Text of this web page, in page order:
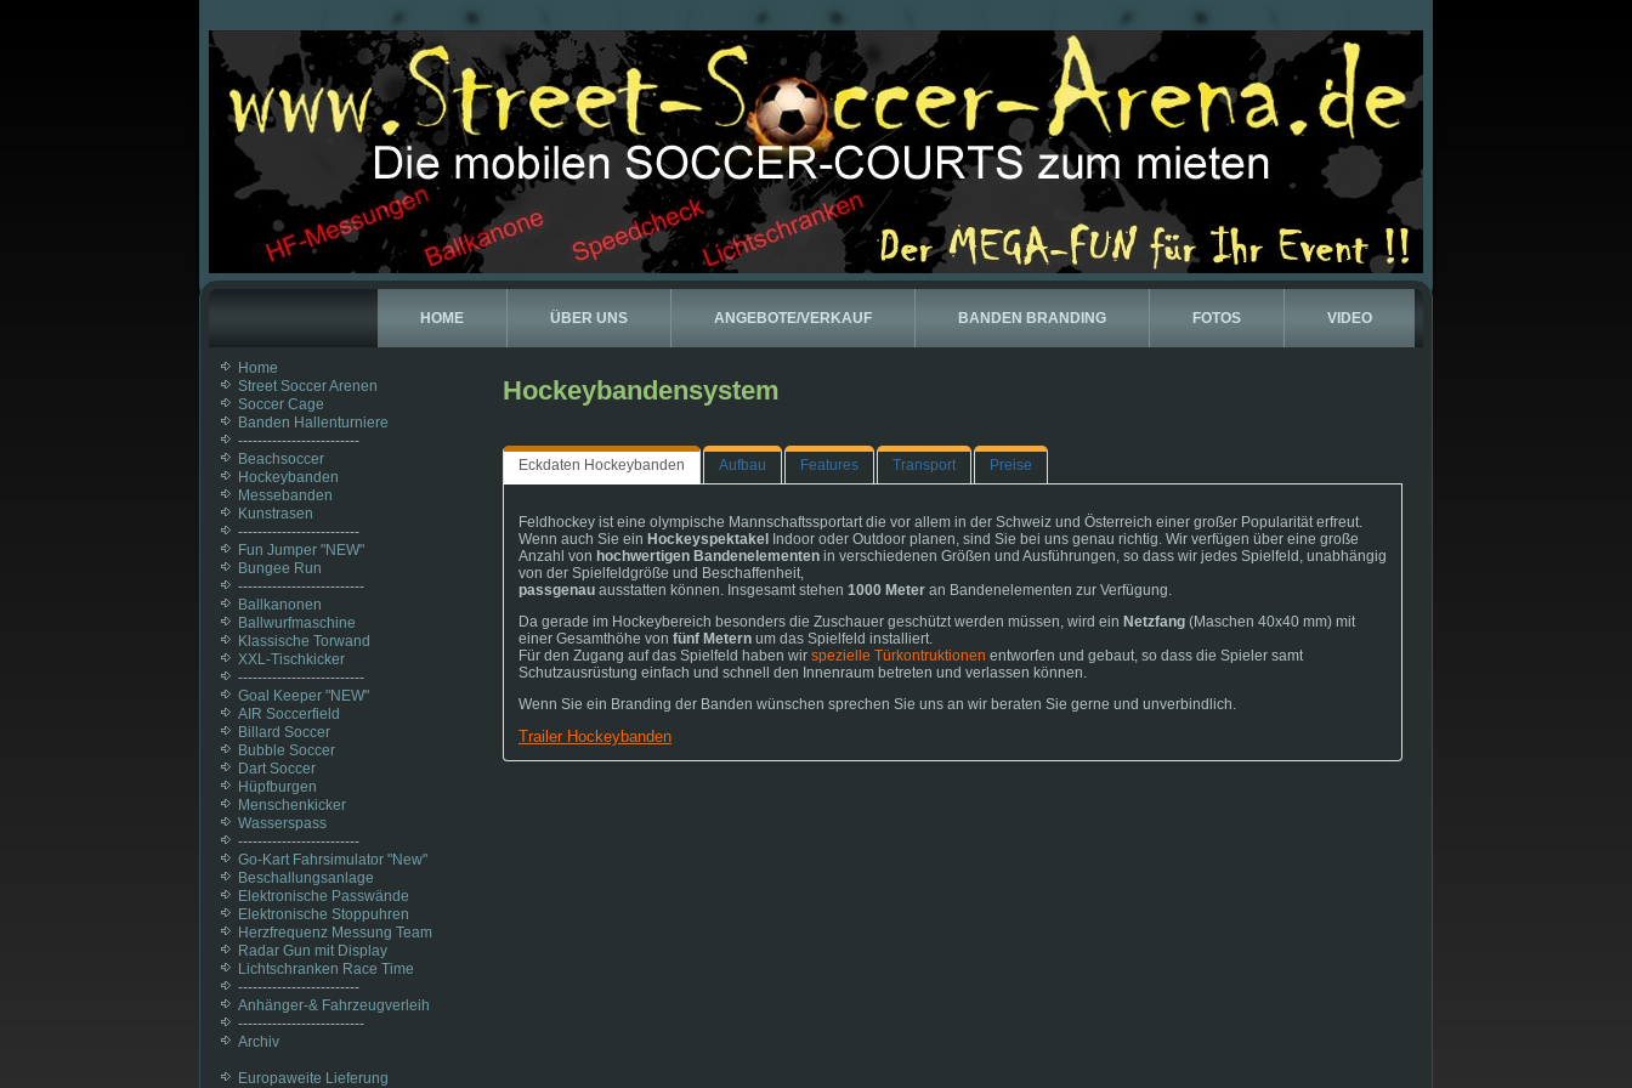
HOME ÜBER UNS ANGEBOTE/VERKAUF BANDEN BRANDING FOTOS VIDEO
Home
Street Soccer Arenen
Soccer Cage
Banden Hallenturniere
-------------------------
Beachsoccer
Hockeybanden
Messebanden
Kunstrasen
-------------------------
Fun Jumper "NEW"
Bungee Run
--------------------------
Ballkanonen
Ballwurfmaschine
Klassische Torwand
XXL-Tischkicker
--------------------------
Goal Keeper "NEW"
AIR Soccerfield
Billard Soccer
Bubble Soccer
Dart Soccer
Hüpfburgen
Menschenkicker
Wasserspass
-------------------------
Go-Kart Fahrsimulator "New"
Beschallungsanlage
Elektronische Passwände
Elektronische Stoppuhren
Herzfrequenz Messung Team
Radar Gun mit Display
Lichtschranken Race Time
-------------------------
Anhänger-& Fahrzeugverleih
--------------------------
Archiv
Europaweite Lieferung
Hockeybandensystem
Eckdaten Hockeybanden Aufbau Features Transport Preise
Feldhockey ist eine olympische Mannschaftssportart die vor allem in der Schweiz und Österreich einer großer Popularität erfreut.
Wenn auch Sie ein Hockeyspektakel
Indoor oder Outdoor planen, sind Sie bei uns genau richtig. Wir verfügen über eine große
Anzahl von hochwertigen Bandenelementen in verschiedenen Größen und Ausführungen, so dass wir jedes Spielfeld, unabhängig
von der Spielfeldgröße und Beschaffenheit,
passgenau ausstatten können. Insgesamt stehen 1000 Meter an Bandenelementen zur Verfügung.
Da gerade im Hockeybereich besonders die Zuschauer geschützt werden müssen, wird ein Netzfang (Maschen 40x40 mm) mit
einer Gesamthöhe von fünf Metern um das Spielfeld installiert.
Für den Zugang auf das Spielfeld haben wir spezielle Türkontruktionen entworfen und gebaut, so dass die Spieler samt
Schutzausrüstung einfach und schnell den Innenraum betreten und verlassen können.
Wenn Sie ein Branding der Banden wünschen sprechen Sie uns an wir beraten Sie gerne und unverbindlich.
Trailer Hockeybanden